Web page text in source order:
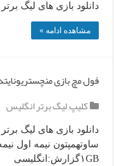
دانلود بازی های لیگ برتر انگلیس ۲۰۱۸/۱۹
مشاهده ادامه »
فول مچ بازی
کلیپ,لیگ برتر انگلیس
ساوتهمپتون نیمه اول
۱GBگزارش:انگلیسی